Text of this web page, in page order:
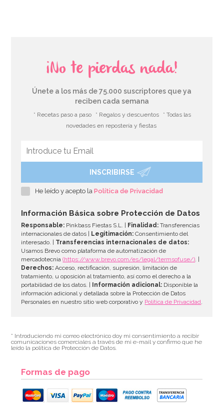
Juego de 8 platos de comunión rosa 17cm
AÑADIR
¡No te pierdas nada!
Únete a los más de 75.000 suscriptores que ya
reciben cada semana
* Recetas paso a paso * Regalos y descuentos
* Todas las
novedades en repostería y fiestas
INSCRIBIRSE
He leído y acepto laPolítica de Privacidad
Información Básica sobre Protección de Datos
Responsable: Pinkbass Fiestas S.L. | Finalidad: Transferencias
internacionales de datos |
Legitimación: Consentimiento del
interesado. | Transferencias internacionales de datos:
Usamos Brevo como plataforma de automatización de
mercadotecnia(https://www.brevo.com/es/legal/termsofuse/). |
Derechos: Acceso, rectificación, supresión, limitación de
tratamiento, u oposición al tratamiento, así como el derecho a la
portabilidad de los datos. |
Información adicional: Disponible la
información adicional y detallada sobre la Protección de Datos
Personales en nuestro sitio web corporativo y Política de Privacidad.
* Introduciendo mi correo electrónico doy mi consentimiento a recibir
comunicaciones comerciales a través de mi e-mail y confirmo que he
leído la política de Protección de Datos.
Formas de pago